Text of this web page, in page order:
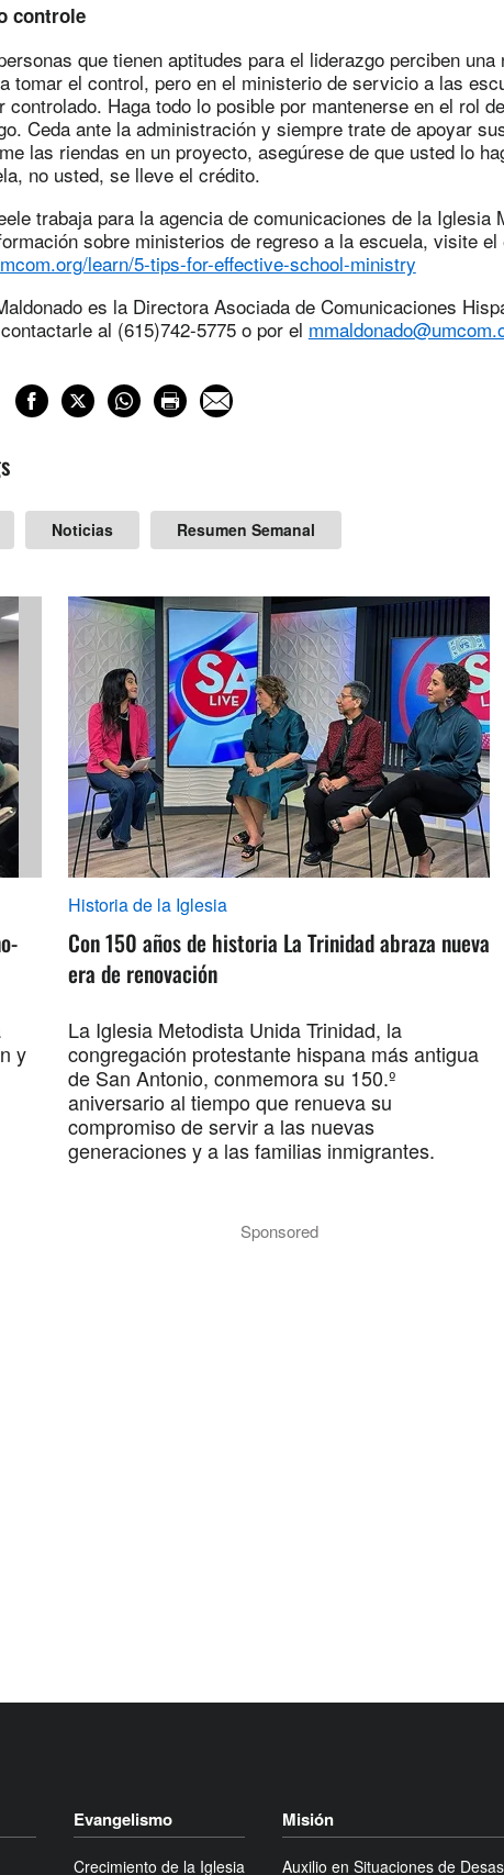
controle
que tienen aptitudes para el liderazgo perciben
tomar el control, pero en el ministerio de servicio a las
controlado. Haga todo lo posible por mantenerse en el rol
Ceda ante la administración y siempre trate de apoyar
las riendas en un proyecto, asegúrese de que usted lo
no usted, se lleve el crédito.
trabaja para la agencia de comunicaciones de la Iglesia
sobre ministerios de regreso a la escuela, visite el
learn/5-tips-for-effective-school-ministry
es la Directora Asociada de Comunicaciones
al (615)742-5775 o por el
Noticias Resumen Semanal
y
Historia de la Iglesia
Con 150 años de historia La Trinidad abraza nueva
era de renovación
La Iglesia Metodista Unida Trinidad, la
congregación protestante hispana más antigua
de San Antonio, conmemora su 150.º
aniversario al tiempo que renueva su
compromiso de servir a las nuevas
generaciones y a las familias inmigrantes.
Sponsored
Evangelismo
Crecimiento de la Iglesia
Misión
Auxilio en Situaciones de